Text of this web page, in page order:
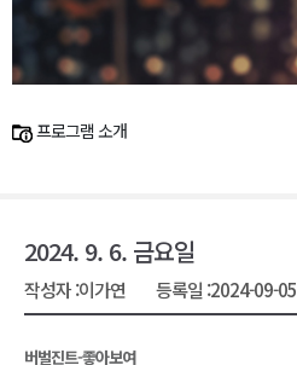
프로그램 소개
2024. 9. 6. 금요일
작성자 :이가연 등록일 :2024-09-05
버벌진트-좋아보여